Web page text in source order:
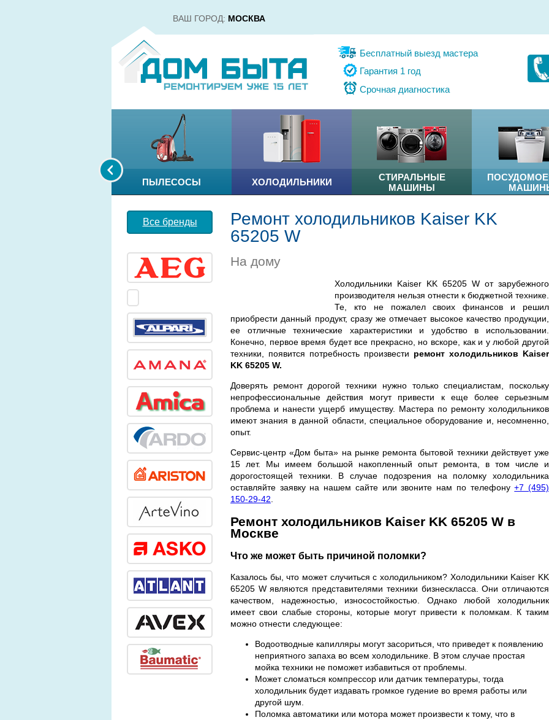
ВАШ ГОРОД: МОСКВА
Бесплатный выезд мастера
Гарантия 1 год
Срочная диагностика
ПЫЛЕСОСЫ ХОЛОДИЛЬНИКИ
СТИРАЛЬНЫЕ
МАШИНЫ
Все бренды
Ремонт холодильников Kaiser KK
65205 W
На дому
Холодильники Kaiser KK 65205 W от зарубежного
производителя нельзя отнести к бюджетной технике.
Те, кто не пожалел своих финансов и решил
приобрести данный продукт, сразу же отмечает высокое качество продукции,
ее отличные технические характеристики и удобство в использовании.
Конечно, первое время будет все прекрасно, но вскоре, как и у любой другой
техники, появится потребность произвести ремонт холодильников Kaiser
KK 65205 W.
Доверять ремонт дорогой техники нужно только специалистам, поскольку
непрофессиональные действия могут привести к еще более серьезным
проблема и нанести ущерб имуществу. Мастера по ремонту холодильников
имеют знания в данной области, специальное оборудование и, несомненно,
опыт.
Сервис-центр «Дом быта» на рынке ремонта бытовой техники действует уже
15 лет. Мы имеем большой накопленный опыт ремонта, в том числе и
дорогостоящей техники. В случае подозрения на поломку холодильника
оставляйте заявку на нашем сайте или звоните нам по телефону+7 (495)
150-29-42
Ремонт холодильников Kaiser KK 65205 W в
Москве
Что же может быть причиной поломки?
Казалось бы, что может случиться с холодильником? Холодильники Kaiser KK
65205 W являются представителями техники бизнескласса. Они отличаются
качеством, надежностью, износостойкостью. Однако любой холодильник
имеет свои слабые стороны, которые могут привести к поломкам. К таким
можно отнести следующее:
Водоотводные капилляры могут засориться, что приведет к появлению
неприятного запаха во всем холодильнике. В этом случае простая
мойка техники не поможет избавиться от проблемы.
Может сломаться компрессор или датчик температуры, тогда
холодильник будет издавать громкое гудение во время работы или
другой шум.
Поломка автоматики или мотора может произвести к тому, что в